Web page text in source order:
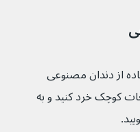
از دندان مصنوعی
کوچک خرد کنید و به